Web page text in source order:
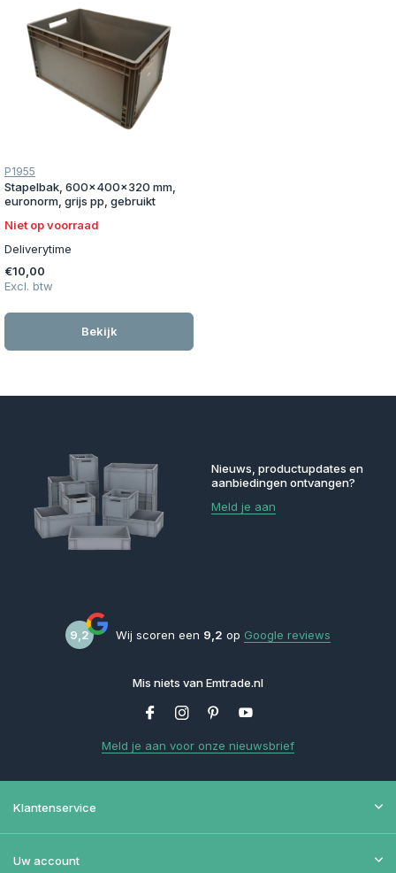
P1955
Stapelbak, 600x400x320 mm,
euronorm, grijs pp, gebruikt
Niet op voorraad
Deliverytime
€10,00
Excl. btw
Bekijk
Nieuws, productupdates en
aanbiedingen ontvangen?
Meld je aan
9,2 Wij scoren een 9,2 op Google reviews
Mis niets van Emtrade.nl
Meld je aan voor onze nieuwsbrief
Klantenservice
Uw account